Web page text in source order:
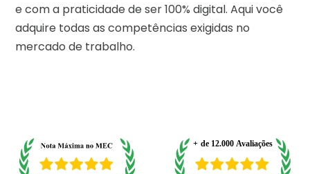
e com a praticidade de ser 100% digital. Aqui você
adquire todas as competências exigidas no
mercado de trabalho.